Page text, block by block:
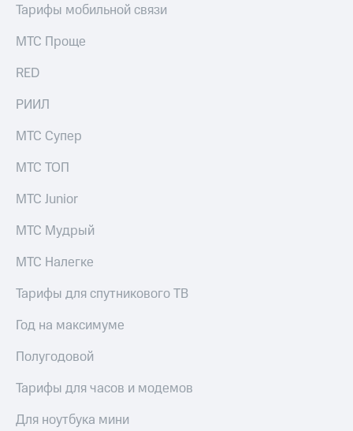
Тарифы мобильной связи
МТС Проще
RED
РИИЛ
МТС Супер
МТС ТОП
МТС Junior
МТС Мудрый
МТС Налегке
Тарифы для спутникового ТВ
Год на максимуме
Полугодовой
Тарифы для часов и модемов
Для ноутбука мини